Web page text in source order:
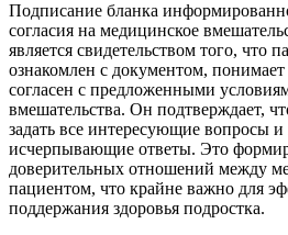
Подписание бланка
согласия на медицинское
является свидетельством того, что
ознакомлен с документом,
согласен с предложенными
вмешательства. Он подтверждает,
задать все интересующие вопросы
исчерпывающие ответы. Это
доверительных отношений между
пациентом, что крайне важно для
поддержания здоровья подростка.